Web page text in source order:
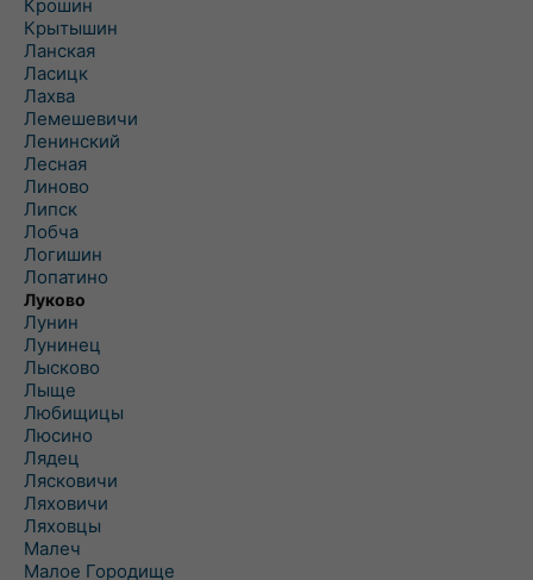
Крошин
Крытышин
Ланская
Ласицк
Лахва
Лемешевичи
Ленинский
Лесная
Линово
Липск
Лобча
Логишин
Лопатино
Луково
Лунин
Лунинец
Лысково
Лыще
Любищицы
Люсино
Лядец
Лясковичи
Ляховичи
Ляховцы
Малеч
Малое Городище